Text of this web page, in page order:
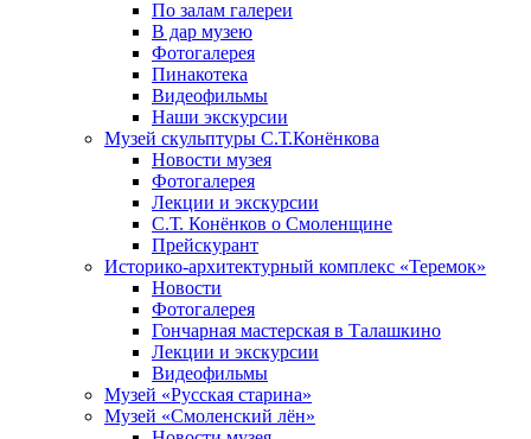
По залам галереи
В дар музею
Фотогалерея
Пинакотека
Видеофильмы
Наши экскурсии
Музей скульптуры С.Т.Конёнкова
Новости музея
Фотогалерея
Лекции и экскурсии
С.Т. Конёнков о Смоленщине
Прейскурант
Историко-архитектурный комплекс «Теремок»
Новости
Фотогалерея
Гончарная мастерская в Талашкино
Лекции и экскурсии
Видеофильмы
Музей «Русская старина»
Музей «Смоленский лён»